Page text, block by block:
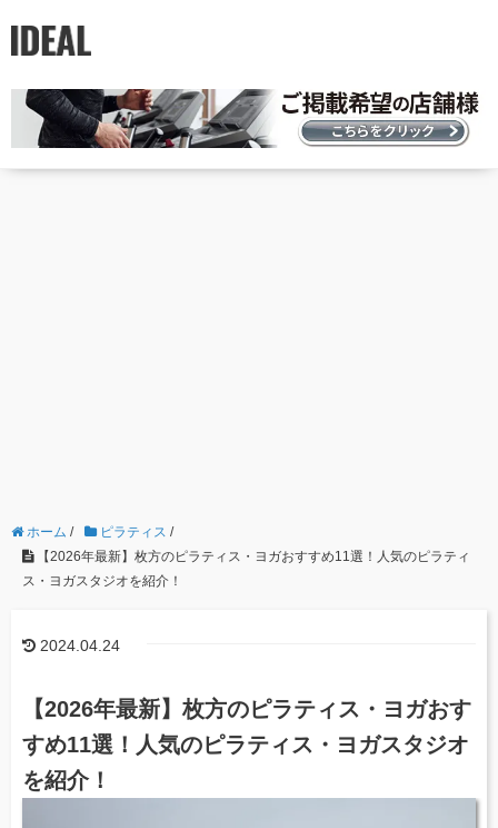
ホーム / ピラティス /
【2026年最新】枚方のピラティス・ヨガおすすめ11選！人気のピラティ
ス・ヨガスタジオを紹介！
2024.04.24
【2026年最新】枚方のピラティス・ヨガおす
すめ11選！人気のピラティス・ヨガスタジオ
を紹介！